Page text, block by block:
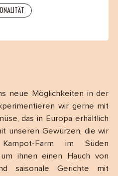
neue Möglichkeiten in der
wir gerne mit
das in Europa erhältlich
unseren Gewürzen, die wir
Farm im Süden
um ihnen einen Hauch von
saisonale Gerichte mit